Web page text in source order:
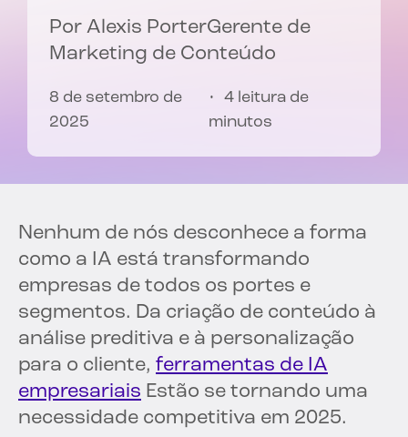
Por Alexis PorterGerente de
Marketing de Conteúdo
8 de setembro de
2025
4 leitura de
minutos
Nenhum de nós desconhece a forma
como a IA está transformando
empresas de todos os portes e
segmentos. Da criação de conteúdo à
análise preditiva e à personalização
para o cliente, ferramentas de IA
empresariais Estão se tornando uma
necessidade competitiva em 2025.